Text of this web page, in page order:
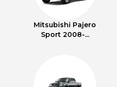
Mitsubishi Pajero
Sport 2008-...